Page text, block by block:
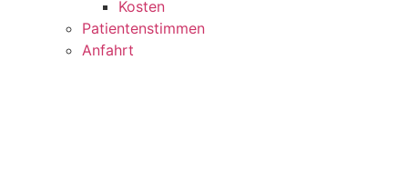
Kosten
Patientenstimmen
Anfahrt